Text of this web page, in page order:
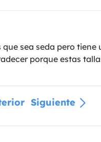
sea seda pero tiene
porque estas
Siguiente